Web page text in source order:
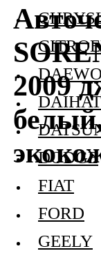
2009
DODGE
FIAT
FORD
GEELY